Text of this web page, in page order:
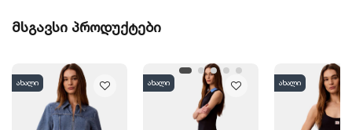
მსგავსი პროდუქტები
ახალი ახალი ახალი